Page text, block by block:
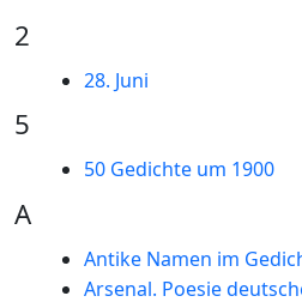
2
28. Juni
5
50 Gedichte um 1900
A
Antike Namen im
Arsenal. Poesie